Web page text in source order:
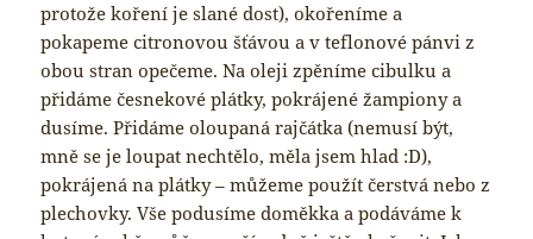
protože koření je slané dost), okořeníme a
pokapeme citronovou šťávou a v teflonové pánvi z
obou stran opečeme. Na oleji zpěníme cibulku a
přidáme česnekové plátky, pokrájené žampiony a
dusíme. Přidáme oloupaná rajčátka (nemusí být,
mně se je loupat nechtělo, měla jsem hlad :D),
pokrájená na plátky – můžeme použít čerstvá nebo z
plechovky. Vše podusíme doměkka a podáváme k